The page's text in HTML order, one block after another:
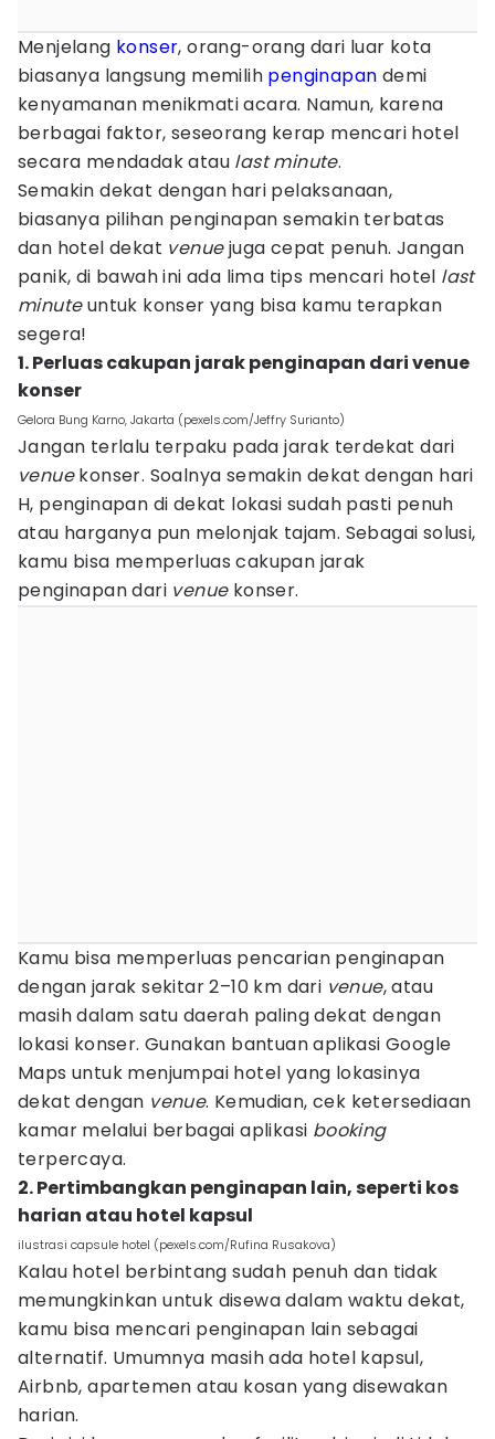
Menjelang konser, orang-orang dari luar kota
biasanya langsung memilih penginapan demi
kenyamanan menikmati acara. Namun, karena
berbagai faktor, seseorang kerap mencari hotel
secara mendadak atau last minute.
Semakin dekat dengan hari pelaksanaan,
biasanya pilihan penginapan semakin terbatas
dan hotel dekat venuejuga cepat penuh. Jangan
panik, di bawah ini ada lima tips mencari hotel last
minuteuntuk konser yang bisa kamu terapkan
segera!
1. Perluas cakupan jarak penginapan dari venue
konser
Gelora Bung Karno, Jakarta (pexels.com/Jeffry Surianto)
Jangan terlalu terpaku pada jarak terdekat dari
venuekonser. Soalnya semakin dekat dengan hari
H, penginapan di dekat lokasi sudah pasti penuh
atau harganya pun melonjak tajam. Sebagai solusi,
kamu bisa memperluas cakupan jarak
penginapan dari venuekonser.
Kamu bisa memperluas pencarian penginapan
dengan jarak sekitar 2–10 km dari venue, atau
masih dalam satu daerah paling dekat dengan
lokasi konser. Gunakan bantuan aplikasi Google
Maps untuk menjumpai hotel yang lokasinya
dekat dengan venue. Kemudian, cek ketersediaan
kamar melalui berbagai aplikasi booking
terpercaya.
2. Pertimbangkan penginapan lain, seperti kos
harian atau hotel kapsul
ilustrasi capsule hotel (pexels.com/Rufina Rusakova)
Kalau hotel berbintang sudah penuh dan tidak
memungkinkan untuk disewa dalam waktu dekat,
kamu bisa mencari penginapan lain sebagai
alternatif. Umumnya masih ada hotel kapsul,
Airbnb, apartemen atau kosan yang disewakan
harian.